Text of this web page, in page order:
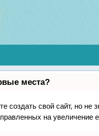
места?
создать свой сайт, но не
на увеличение